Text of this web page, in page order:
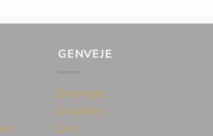
GENVEJE
Øreringe
Smykker
Ure